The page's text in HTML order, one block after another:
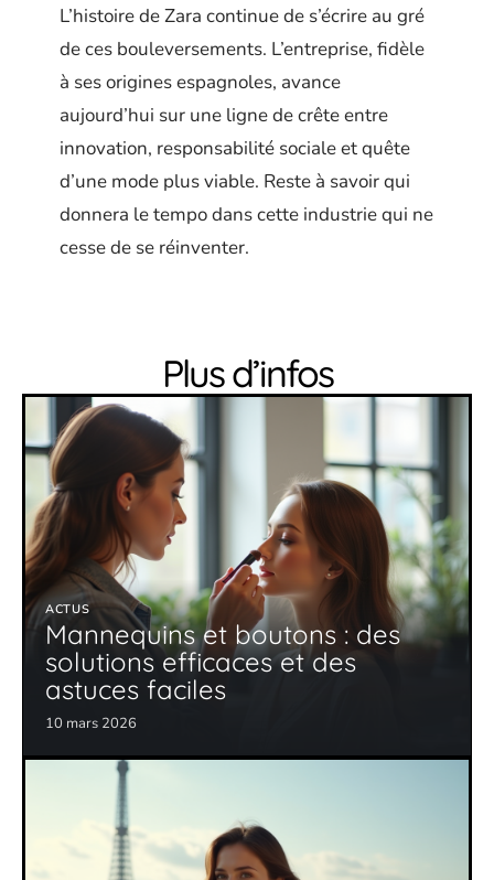
L’histoire de Zara continue de s’écrire au gré
de ces bouleversements. L’entreprise, fidèle
à ses origines espagnoles, avance
aujourd’hui sur une ligne de crête entre
innovation, responsabilité sociale et quête
d’une mode plus viable. Reste à savoir qui
donnera le tempo dans cette industrie qui ne
cesse de se réinventer.
Plus d’infos
ACTUS
Mannequins et boutons : des
solutions efficaces et des
astuces faciles
10 mars 2026